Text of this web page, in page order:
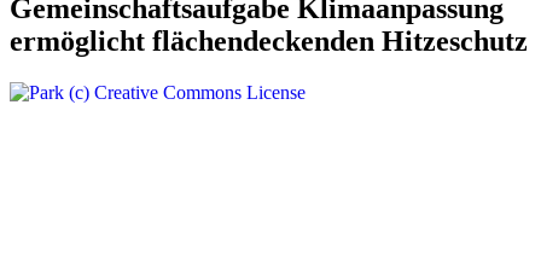
Gemeinschaftsaufgabe Klimaanpassung
ermöglicht flächendeckenden Hitzeschutz